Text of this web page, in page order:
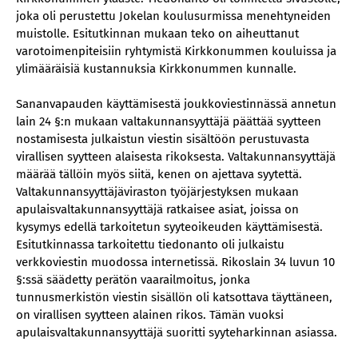
joka oli perustettu Jokelan koulusurmissa menehtyneiden
muistolle. Esitutkinnan mukaan teko on aiheuttanut
varotoimenpiteisiin ryhtymistä Kirkkonummen kouluissa ja
ylimääräisiä kustannuksia Kirkkonummen kunnalle.
Sananvapauden käyttämisestä joukkoviestinnässä annetun
lain 24 §:n mukaan valtakunnansyyttäjä päättää syytteen
nostamisesta julkaistun viestin sisältöön perustuvasta
virallisen syytteen alaisesta rikoksesta. Valtakunnansyyttäjä
määrää tällöin myös siitä, kenen on ajettava syytettä.
Valtakunnansyyttäjäviraston työjärjestyksen mukaan
apulaisvaltakunnansyyttäjä ratkaisee asiat, joissa on
kysymys edellä tarkoitetun syyteoikeuden käyttämisestä.
Esitutkinnassa tarkoitettu tiedonanto oli julkaistu
verkkoviestin muodossa internetissä. Rikoslain 34 luvun 10
§:ssä säädetty perätön vaarailmoitus, jonka
tunnusmerkistön viestin sisällön oli katsottava täyttäneen,
on virallisen syytteen alainen rikos. Tämän vuoksi
apulaisvaltakunnansyyttäjä suoritti syyteharkinnan asiassa.